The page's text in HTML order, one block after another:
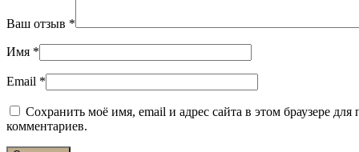
Ваш отзыв *
Имя *
Email *
Сохранить моё имя, email и адрес сайта в этом браузере
комментариев.